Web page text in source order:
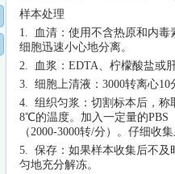
样本处理
1. 血清：使用不含热原和内毒
细胞迅速小心地分离。
2. 血浆：EDTA、柠檬酸盐或
3. 细胞上清液：3000转离心
4. 组织匀浆：切割标本后，称
8℃的温度。加入一定量的PBS
（2000-3000转/分）。仔细收
5. 保存：如果样本收集后不及
匀地充分解冻。